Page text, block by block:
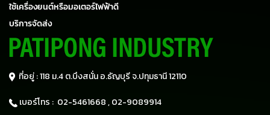
ใช้เครื่องยนต์หรือมอเตอร์ไฟฟ้าดี
บริการจัดส่ง
ที่อยู่ : 118 ม.4 ต.บึงสนั่น อ.ธัญบุรีจ.ปทุมธานี 12110
เบอร์โทร : 02-5461668 ,02-9089914